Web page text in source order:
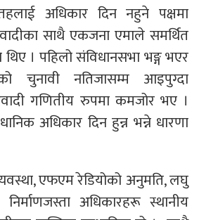
अधिकार दिन नहुने पक्षमा
साथै एकजना एमाले समर्थित
। पहिलो संविधानसभा भङ्ग भएर
चुनावी नतिजासम्म आइपुग्दा
गणितीय रुपमा कमजोर भए ।
अधिकार दिन हुन्न भन्ने धारणा
एफएम रेडियोको अनुमति, लघु
अधिकारहरू स्थानीय